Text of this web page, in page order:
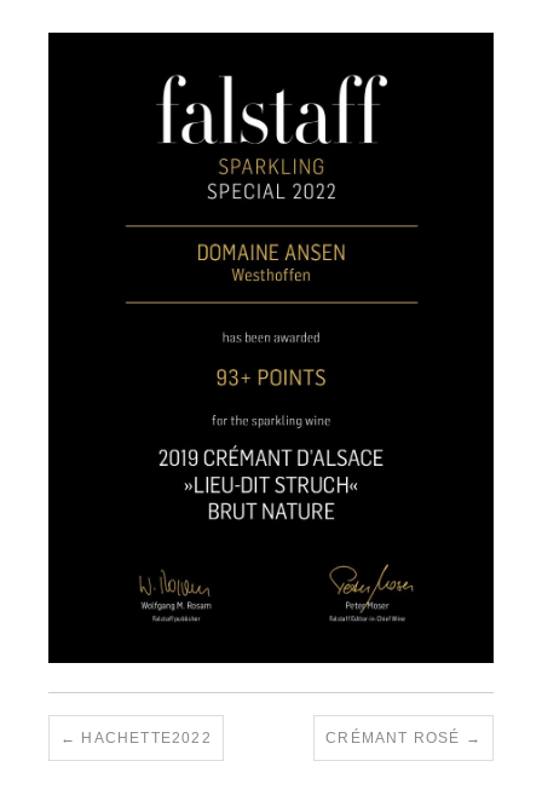
HACHETTE2022 CRÉMANT ROSÉ